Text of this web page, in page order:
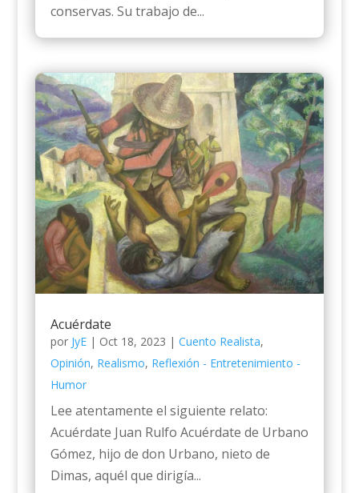
conservas. Su trabajo de...
Acuérdate
por JyE| Oct 18, 2023 | Cuento Realista,
Opinión, Realismo, Reflexión - Entretenimiento -
Humor
Lee atentamente el siguiente relato:
Acuérdate Juan Rulfo Acuérdate de Urbano
Gómez, hijo de don Urbano, nieto de
Dimas, aquél que dirigía...